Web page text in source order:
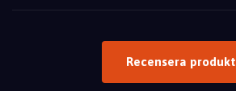
Recensera produkt